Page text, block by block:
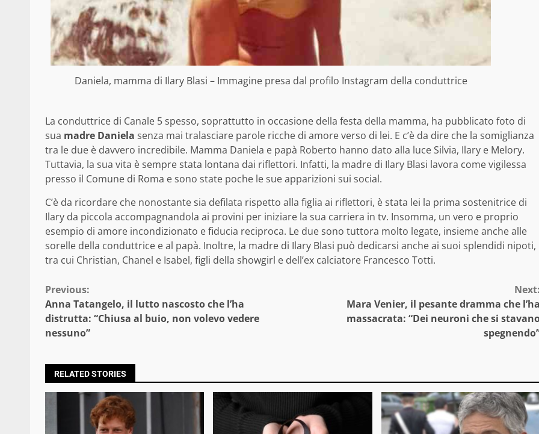
Daniela, mamma di Ilary Blasi – Immagine presa dal profilo Instagram della conduttrice
La conduttrice di Canale 5 spesso, soprattutto in occasione della festa della mamma, ha pubblicato foto di
sua madre Daniela senza mai tralasciare parole ricche di amore verso di lei. E c’è da dire che la somiglianza
tra le due è davvero incredibile. Mamma Daniela e papà Roberto hanno dato alla luce Silvia, Ilary e Melory.
Tuttavia, la sua vita è sempre stata lontana dai riflettori. Infatti, la madre di Ilary Blasi lavora come vigilessa
presso il Comune di Roma e sono state poche le sue apparizioni sui social.
C’è da ricordare che nonostante sia defilata rispetto alla figlia ai riflettori, è stata lei la prima sostenitrice di
Ilary da piccola accompagnandola ai provini per iniziare la sua carriera in tv. Insomma, un vero e proprio
esempio di amore incondizionato e fiducia reciproca. Le due sono tuttora molto legate, insieme anche alle
sorelle della conduttrice e al papà. Inoltre, la madre di Ilary Blasi può dedicarsi anche ai suoi splendidi nipoti,
tra cui Christian, Chanel e Isabel, figli della showgirl e dell’ex calciatore Francesco Totti.
Continue
Reading
Previous:
Anna Tatangelo, il lutto nascosto che l’ha
distrutta: “Chiusa al buio, non volevo vedere
nessuno”
Mara Venier, il pesante dramma che
massacrata: “Dei neuroni che si
RELATED STORIES